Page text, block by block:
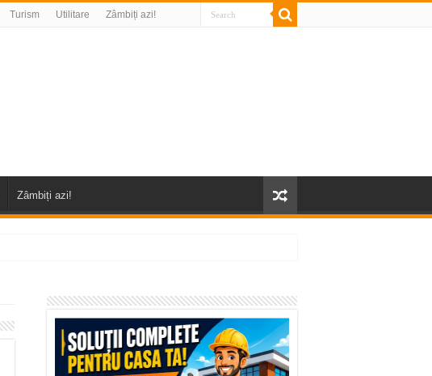
Turism Utilitare Zâmbiți azi!
Zâmbiți azi!